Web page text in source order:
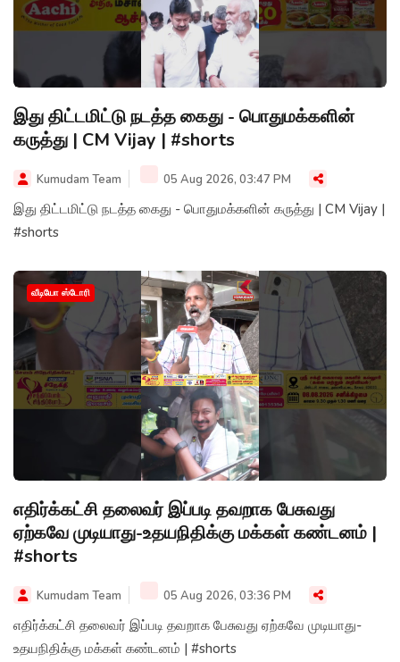
இது திட்டமிட்டு நடத்த கைது - பொதுமக்களின்
கருத்து | CM Vijay | #shorts
Kumudam Team 05 Aug 2026, 03:47 PM
இது திட்டமிட்டு நடத்த கைது - பொதுமக்களின் கருத்து | CM Vijay |
#shorts
வீடியோ ஸ்டோரி
எதிர்க்கட்சி தலைவர் இப்படி தவறாக பேசுவது
ஏற்கவே முடியாது-உதயநிதிக்கு மக்கள் கண்டனம் |
#shorts
Kumudam Team 05 Aug 2026, 03:36 PM
எதிர்க்கட்சி தலைவர் இப்படி தவறாக பேசுவது ஏற்கவே முடியாது-
உதயநிதிக்கு மக்கள் கண்டனம் | #shorts